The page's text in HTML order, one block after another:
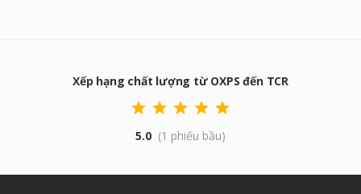
Xếp hạng chất lượng từ OXPS đến TCR
5.0 (1 phiếu bầu)